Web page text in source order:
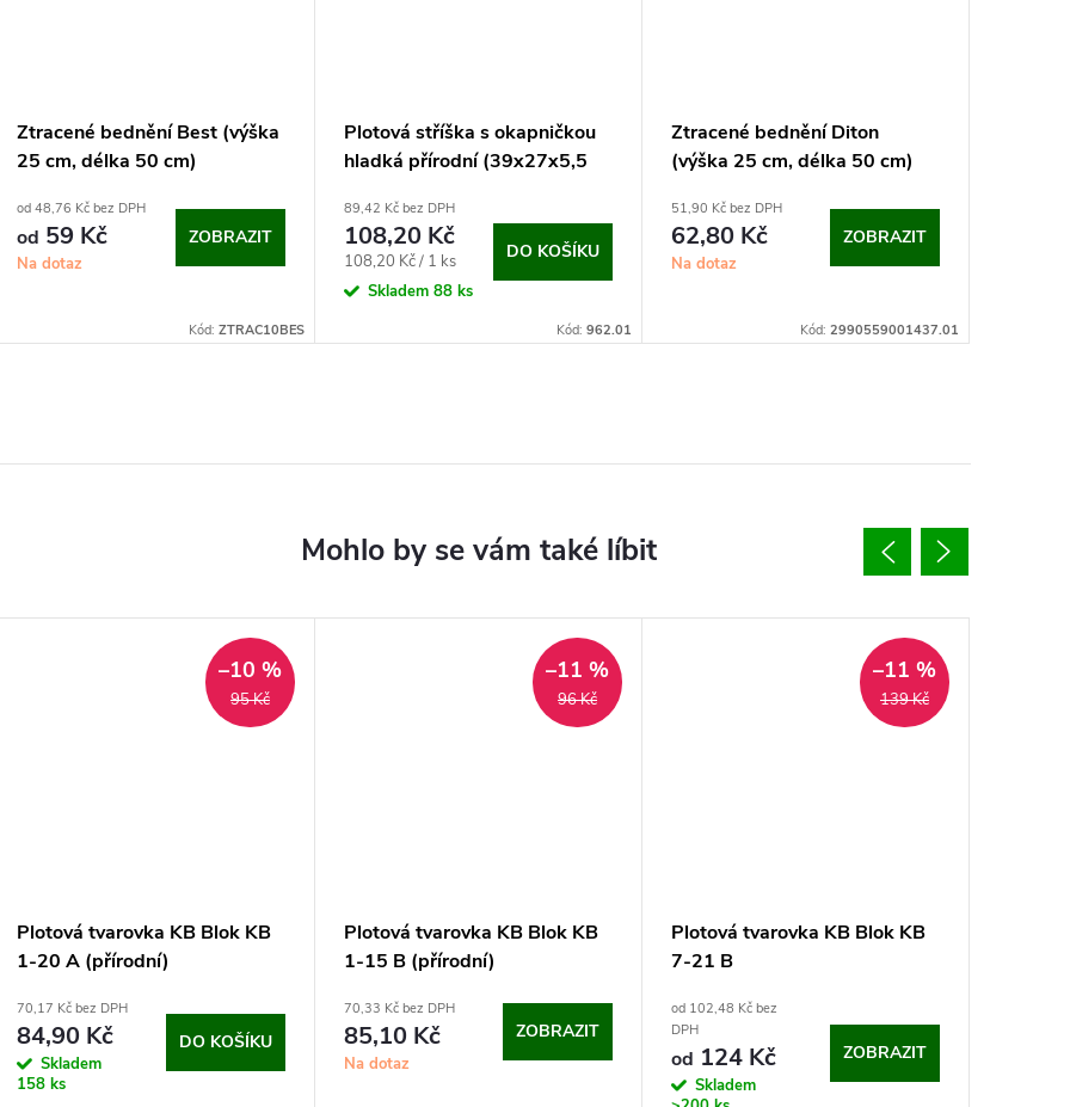
Ztracené bednění Best (výška
25 cm, délka 50 cm)
od 48,76 Kč bez DPH
od 59 Kč
Na dotaz
ZOBRAZIT
Kód: ZTRAC10BES
Plotová stříška s okapničkou
hladká přírodní (39x27x5,5
89,42 Kč bez DPH
108,20 Kč
Měrná
cena:
108,20 Kč / 1 ks
Skladem 88 ks
DO KOŠÍKU
Kód: 962.01
Ztracené bednění Diton
(výška 25 cm, délka 50 cm)
51,90 Kč bez DPH
62,80 Kč
Na dotaz
ZOBRAZIT
Kód: 2990559001437.01
95 Kč
–10 %
Plotová tvarovka KB Blok KB
1-20 A (přírodní)
70,17 Kč bez DPH
84,90 Kč
Skladem
158 ks
DO KOŠÍKU
96 Kč
–11 %
Plotová tvarovka KB Blok KB
1-15 B (přírodní)
70,33 Kč bez DPH
85,10 Kč
Na dotaz
ZOBRAZIT
139 Kč
–11 %
Plotová tvarovka KB Blok KB
7-21 B
od 102,48 Kč bez
DPH
od 124 Kč
Skladem
ZOBRAZIT